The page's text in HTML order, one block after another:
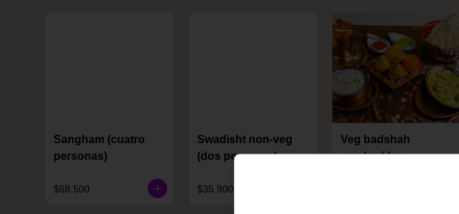
Sangham (cuatro
personas)
$68.500
Swadisht non-veg
(dos personas)
$35.900
Veg badshah
combo (dos